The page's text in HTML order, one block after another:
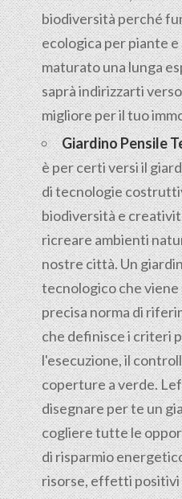
biodiversità perché
ecologica per piante
maturato una lunga
saprà indirizzarti
migliore per il tuo
Giardino Pensile
è per certi versi il
di tecnologie
biodiversità e
ricreare ambienti
nostre città. Un
tecnologico che
precisa norma di
che definisce i criteri
l'esecuzione, il
coperture a verde.
disegnare per te un
cogliere tutte le
di risparmio
risorse, effetti positivi